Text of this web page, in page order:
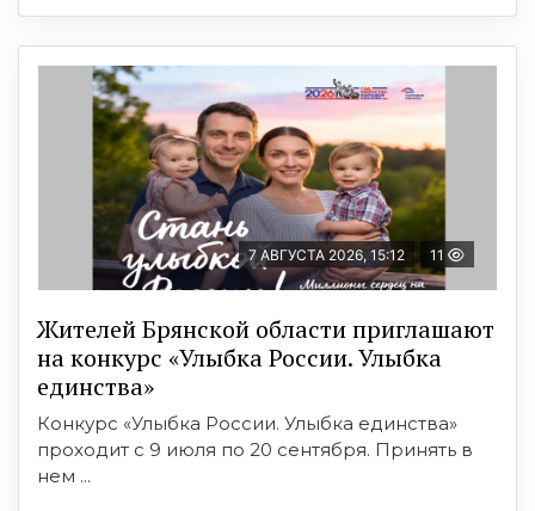
7 АВГУСТА 2026, 15:12 11
Жителей Брянской области приглашают
на конкурс «Улыбка России. Улыбка
единства»
Конкурс «Улыбка России. Улыбка единства»
проходит с 9 июля по 20 сентября. Принять в
нем ...